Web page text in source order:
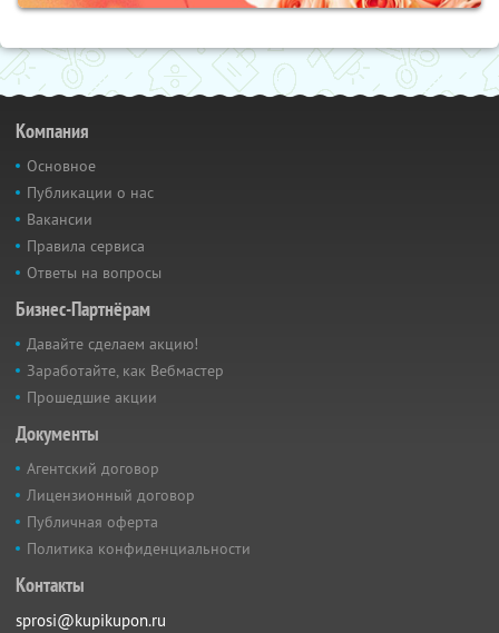
Компания
Основное
Публикации о нас
Вакансии
Правила сервиса
Ответы на вопросы
Бизнес-Партнёрам
Давайте сделаем акцию!
Заработайте, как Вебмастер
Прошедшие акции
Документы
Агентский договор
Лицензионный договор
Публичная оферта
Политика конфиденциальности
Контакты
sprosi@kupikupon.ru